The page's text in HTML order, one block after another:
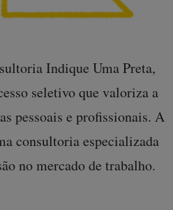
Indique Uma Preta,
seletivo que valoriza a
pessoais e profissionais. A
consultoria especializada
no mercado de trabalho.